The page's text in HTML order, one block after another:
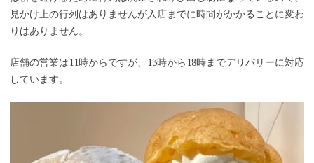
見かけ上の行列はありませんが入店までに時間がかかることに変わ
りはありません。
店舗の営業は11時からですが、13時から18時までデリバリーに対応
しています。